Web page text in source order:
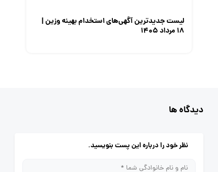
لیست جدیدترین آگهی‌های استخدام بهینه وزین |
۱۸ مرداد ۱۴۰۵
دیدگاه ها
نظر خود را درباره این پست بنویسید.